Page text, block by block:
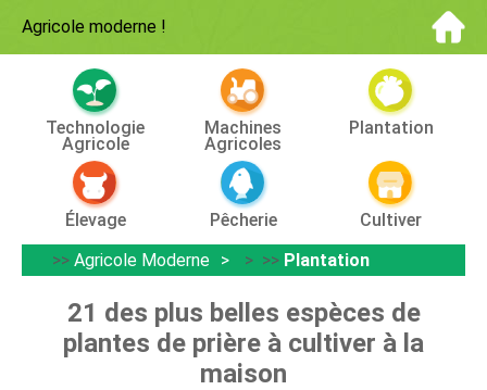
Agricole moderne !
Technologie
Agricole
Machines
Agricoles
Plantation
Élevage Pêcherie
Cultiver
>> Agricole Moderne > >> Plantation
21 des plus belles espèces de
plantes de prière à cultiver à la
maison